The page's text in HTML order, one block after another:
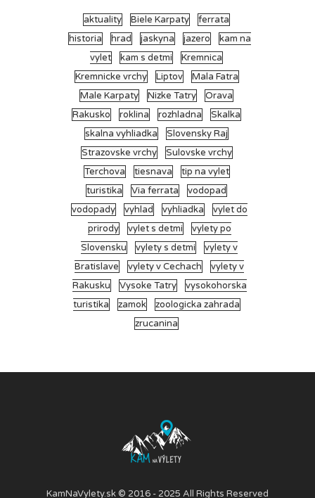
aktuality Biele Karpaty
ferrata
historia
hrad jaskyna jazero
kam na
vylet
kam s detmi
Kremnica
Kremnicke vrchy
Liptov
Mala Fatra
Male Karpaty
Nizke Tatry
Orava
Rakusko
roklina rozhladna
Skalka
skalna vyhliadka
Slovensky Raj
Strazovske vrchy
Sulovske vrchy
Terchova
tiesnava
tip na vylet
turistika
Via ferrata
vodopad
vodopady
vyhlad vyhliadka
vylet do
prirody
vylet s detmi
vylety po
Slovensku
vylety s detmi
vylety v
Bratislave
vylety v Cechach
vylety v
Rakusku
Vysoke Tatry
vysokohorska
turistika
zamok
zoologicka zahrada
zrucanina
KamNaVylety.sk © 2016 - 2025 All Rights Reserved